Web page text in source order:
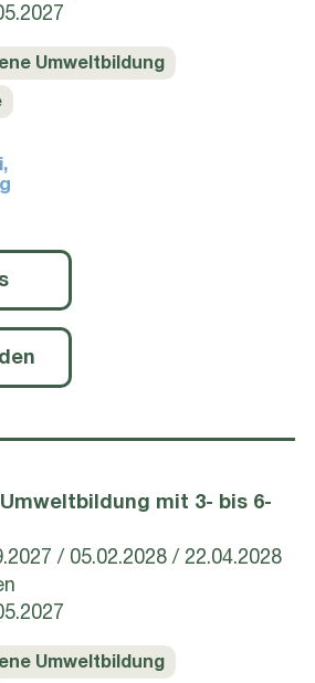
Umweltbildung
mit 3- bis 6-
05.02.2028
22.04.2028
Umweltbildung